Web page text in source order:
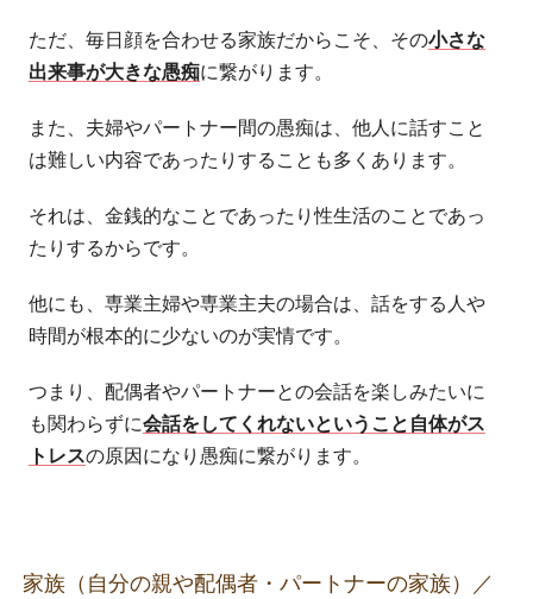
ただ、毎日顔を合わせる家族だからこそ、その小さな
出来事が大きな愚痴に繋がります。
また、夫婦やパートナー間の愚痴は、他人に話すこと
は難しい内容であったりすることも多くあります。
それは、金銭的なことであったり性生活のことであっ
たりするからです。
他にも、専業主婦や専業主夫の場合は、話をする人や
時間が根本的に少ないのが実情です。
つまり、配偶者やパートナーとの会話を楽しみたいに
も関わらずに会話をしてくれないということ自体がス
トレスの原因になり愚痴に繋がります。
家族（自分の親や配偶者・パートナーの家族）／